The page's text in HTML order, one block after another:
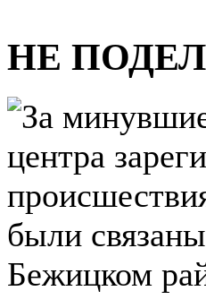
НЕ
За
центра
были
Бежицком